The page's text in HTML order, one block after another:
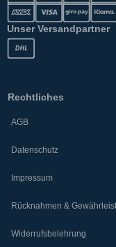
Unser Versandpartner
Rechtliches
AGB
Datenschutz
Impressum
Rücknahmen &
Widerrufsbelehrung